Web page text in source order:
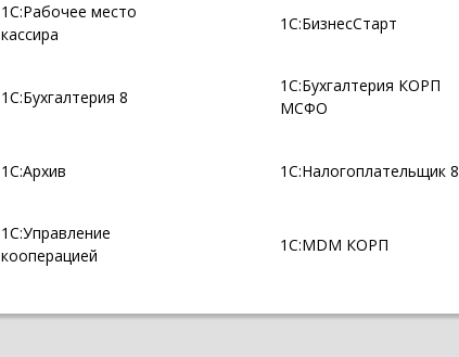
1С:Рабочее место
кассира
1С:БизнесСтарт
1С:Бухгалтерия 8
1С:Бухгалтерия КОРП
МСФО
1С:Архив 1С:Налогоплательщик 8
1С:Управление
кооперацией
1С:MDM КОРП